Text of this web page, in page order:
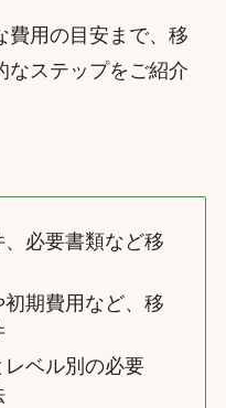
費用の目安まで、移
なステップをご紹介
必要書類など移
期費用など、移
ベル別の必要